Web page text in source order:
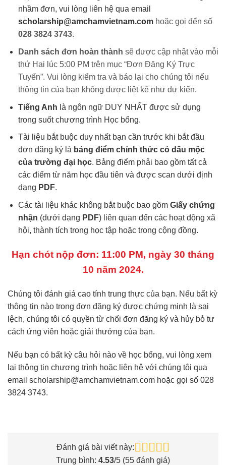
nhầm đơn, vui lòng liên hệ qua email
scholarship@amchamvietnam.comhoặc gọi đến số
028 3824 3743.
Danh sách đơn hoàn thành sẽ được cập nhật vào mỗi
thứ Hai lúc 5:00 PM trên mục “Đơn Đăng Ký Trực
Tuyến”. Vui lòng kiểm tra và báo lại cho chúng tôi nếu
thông tin của bạn không được liệt kê như dự kiến.
Tiếng Anh là ngôn ngữ DUY NHẤT được sử dụng
trong suốt chương trình Học bổng.
Tài liệu bắt buộc duy nhất bạn cần trước khi bắt đầu
đơn đăng ký là bảng điểm chính thức có dấu mộc
của trường đại học. Bảng điểm phải bao gồm tất cả
các điểm từ năm học đầu tiên và được scan dưới định
dạng PDF.
Các tài liệu khác không bắt buộc bao gồm Giấy chứng
nhận (dưới dạng PDF) liên quan đến các hoạt động xã
hội, thành tích trong học tập hoặc trong cộng đồng.
Hạn chót nộp đơn: 11:00 PM, ngày 30 tháng
10 năm 2024.
Chúng tôi đánh giá cao tính trung thực của bạn. Nếu bất kỳ
thông tin nào trong đơn đăng ký được chứng minh là sai
lệch, chúng tôi có quyền từ chối đơn đăng ký và hủy bỏ tư
cách ứng viên hoặc giải thưởng của bạn.
Nếu bạn có bất kỳ câu hỏi nào về học bổng, vui lòng xem
lại thông tin chương trình hoặc liên hệ với chúng tôi qua
email scholarship@amchamvietnam.com hoặc gọi số 028
3824 3743.
Đánh giá bài viết này:
Trung bình: 4.53/5 (55 đánh giá)